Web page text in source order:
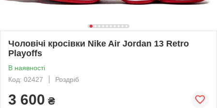
Чоловічі кросівки Nike Air Jordan 13 Retro
Playoffs
В наявності
Код: 02427
Роздріб
3 600 ₴